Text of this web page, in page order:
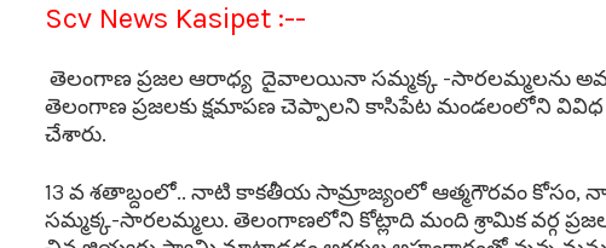
Scv News Kasipet :--
తెలంగాణ ప్రజల ఆరాధ్య దైవాలయినా సమ్మక్క -సారలమ్మలను
తెలంగాణ ప్రజలకు క్షమాపణ చెప్పాలని కాసిపేట మండలంలోని
చేశారు.
13 వ శతాబ్దంలో.. నాటి కాకతీయ సామ్రాజ్యంలో ఆత్మగౌరవం
సమ్మక్క-సారలమ్మలు. తెలంగాణలోని కోట్లాది మంది శ్రామిక వర్గ